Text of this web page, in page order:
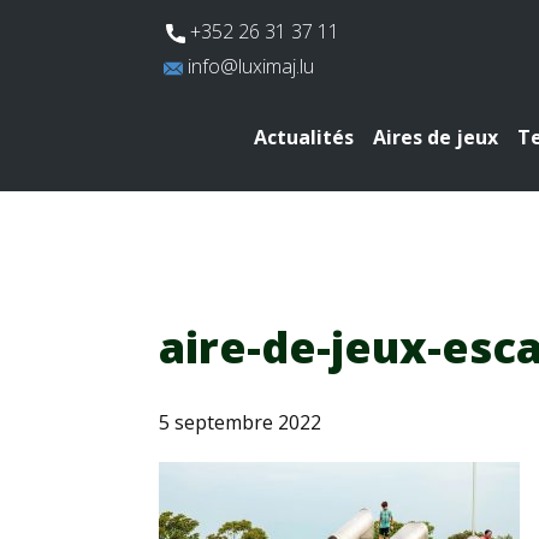
​+352 26 31 37 11
​info@luximaj.lu
Actualités Aires de jeux
aire-de-jeux-
5 septembre 2022